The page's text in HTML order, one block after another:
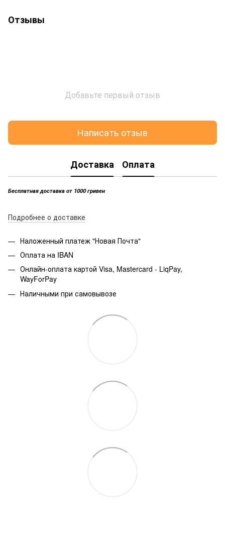
Отзывы
Добавьте первый отзыв
Написать отзыв
Доставка Оплата
Бесплатная доставка от 1000 гривен
Подробнее о доставке
Наложенный платеж "Новая Почта"
Оплата на IBAN
Онлайн-оплата картой Visa, Mastercard - LiqPay,
WayForPay
Наличными при самовывозе